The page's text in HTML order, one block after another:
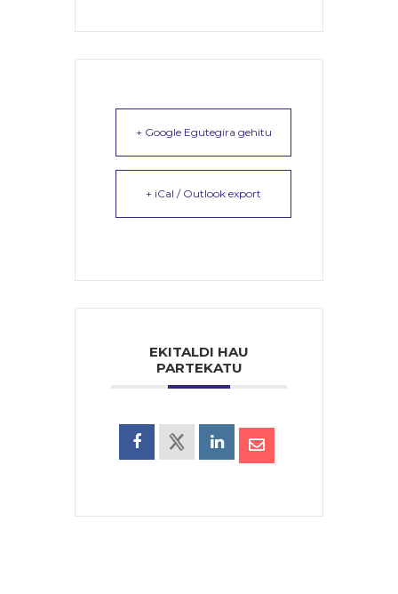
+ Google Egutegira gehitu
+ iCal / Outlook export
EKITALDI HAU
PARTEKATU